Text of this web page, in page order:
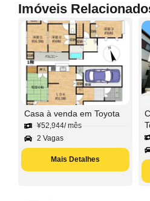
Imóveis
Casa à venda em Toyota
¥52,944/ mês
2 Vagas
Mais Detalhes